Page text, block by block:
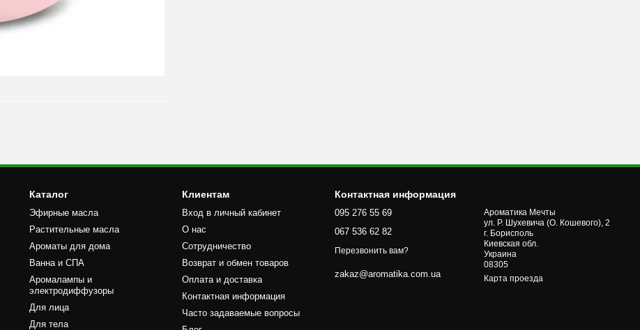
Каталог
Эфирные масла
Растительные масла
Ароматы для дома
Ванна и СПА
Аромалампы и
электродиффузоры
Для лица
Для тела
Клиентам
Вход в личный кабинет
О нас
Сотрудничество
Возврат и обмен товаров
Оплата и доставка
Контактная информация
Часто задаваемые вопросы
Контактная информация
095 276 55 69
067 536 62 82
Перезвонить вам?
zakaz@aromatika.com.ua
Ароматика Мечты
ул. Р. Шухевича (О. Кошевого), 2
г. Бориcполь
Киевская обл.
Украина
08305
Карта проезда